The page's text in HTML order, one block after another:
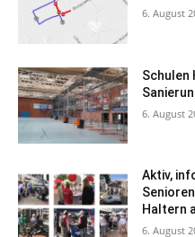
6. August
Schulen
6. August
Aktiv,
Haltern
6. August